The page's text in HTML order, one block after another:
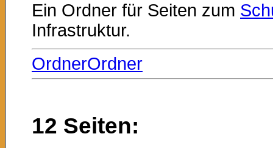
Ein Ordner für Seiten zum
Infrastruktur.
OrdnerOrdner
12 Seiten: